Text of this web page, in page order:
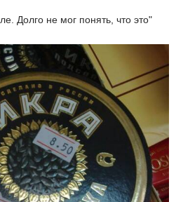
Долго не мог понять, что это"